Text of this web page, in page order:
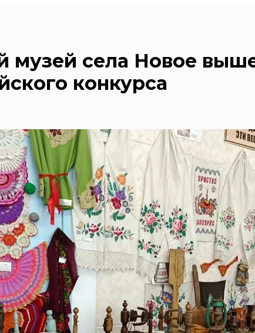
музей села Новое
конкурса